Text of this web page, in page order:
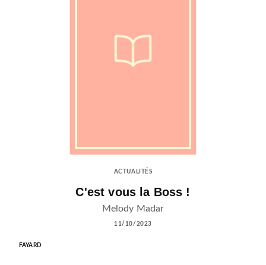
ACTUALITÉS
C'est vous la Boss !
Melody Madar
11/10/2023
FAYARD